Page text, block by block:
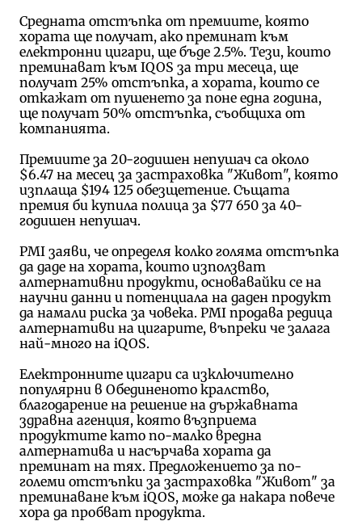
Средната отстъпка от премиите, която
хората ще получат, ако преминат към
електронни цигари, ще бъде 2.5%. Тези, които
преминават към IQOS за три месеца, ще
получат 25% отстъпка, а хората, които се
откажат от пушенето за поне една година,
ще получат 50% отстъпка, съобщиха от
компанията.
Премиите за 20-годишен непушач са около
$6.47 на месец за застраховка "Живот", която
изплаща $194 125 обезщетение. Същата
премия би купила полица за $77 650 за 40-
годишен непушач.
PMI заяви, че определя колко голяма отстъпка
да даде на хората, които използват
алтернативни продукти, основавайки се на
научни данни и потенциала на даден продукт
да намали риска за човека. PMI продава редица
алтернативи на цигарите, въпреки че залага
най-много на iQOS.
Електронните цигари са изключително
популярни в Обединеното кралство,
благодарение на решение на държавната
здравна агенция, която възприема
продуктите като по-малко вредна
алтернатива и насърчава хората да
преминат на тях. Предложението за по-
големи отстъпки за застраховка "Живот" за
преминаване към iQOS, може да накара повече
хора да пробват продукта.